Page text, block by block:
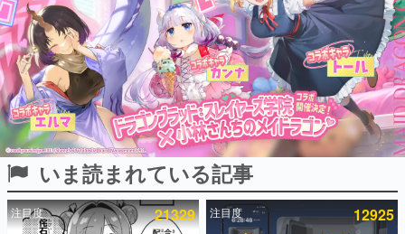
電ファミのいま読まれている記事ランキング
アプリセール情報
インタビュー
連載・特集一覧
殿堂入り記事
SNS拡散数が数千以上！ ページビュー数万以上！ などな
ど。多くの人々に読まれた、電ファミ渾身の“殿堂入り”記
事をまとめました。
いま読まれている記事
注目度 21329 注目度 12925